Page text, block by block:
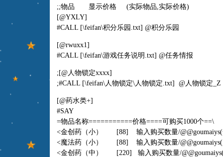
;;物品 显示价格 (实际物品,实际价格)
[@YXLY]
#CALL [\feifan\积分乐园.txt] @积分乐园
[@rwuxx1]
#CALL [\feifan\游戏任务说明.txt] @任务情报
;[@人物锁定xxxx]
;#CALL [\feifan\人物锁定\人物锁定.txt] @人物锁定_Z
[@药水类+]
#SAY
=物品名称===========价格====可购买1000个==\
<金创药（小） [88] 输入购买数量/@@goumaiys
<魔法药（小） [88] 输入购买数量/@@goumaiys
<金创药（中） [220] 输入购买数量/@@goumaiys